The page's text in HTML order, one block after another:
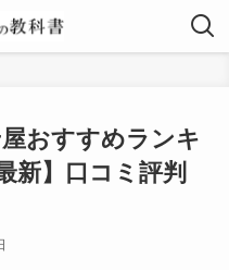
おすすめランキ
新】口コミ評判